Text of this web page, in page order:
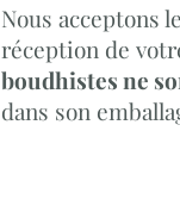
Nous acceptons
réception de
boudhistes ne
dans son